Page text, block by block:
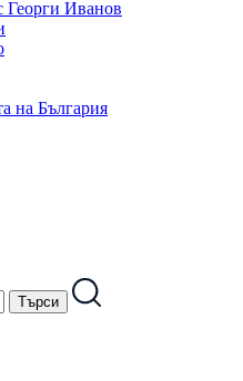
Георги Иванов
на България